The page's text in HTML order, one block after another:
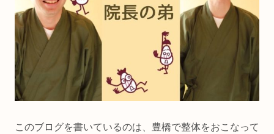
このブログを書いているのは、豊橋で整体をおこなって